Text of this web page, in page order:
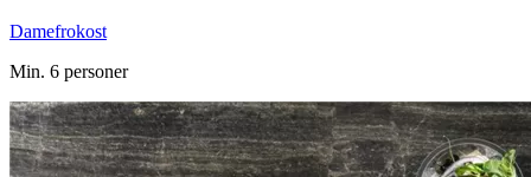
Damefrokost
Min. 6 personer